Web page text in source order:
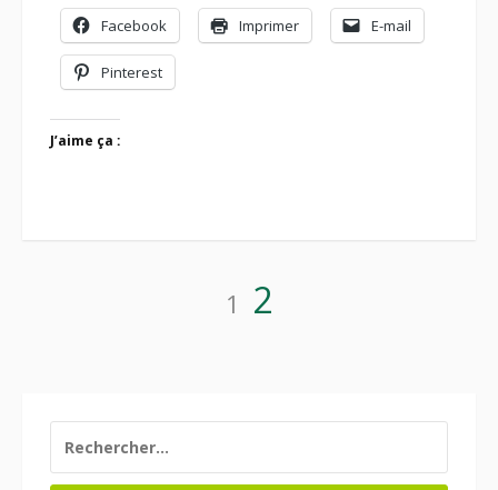
Facebook Imprimer E-mail
Pinterest
J’aime ça :
Page
1 Page
2